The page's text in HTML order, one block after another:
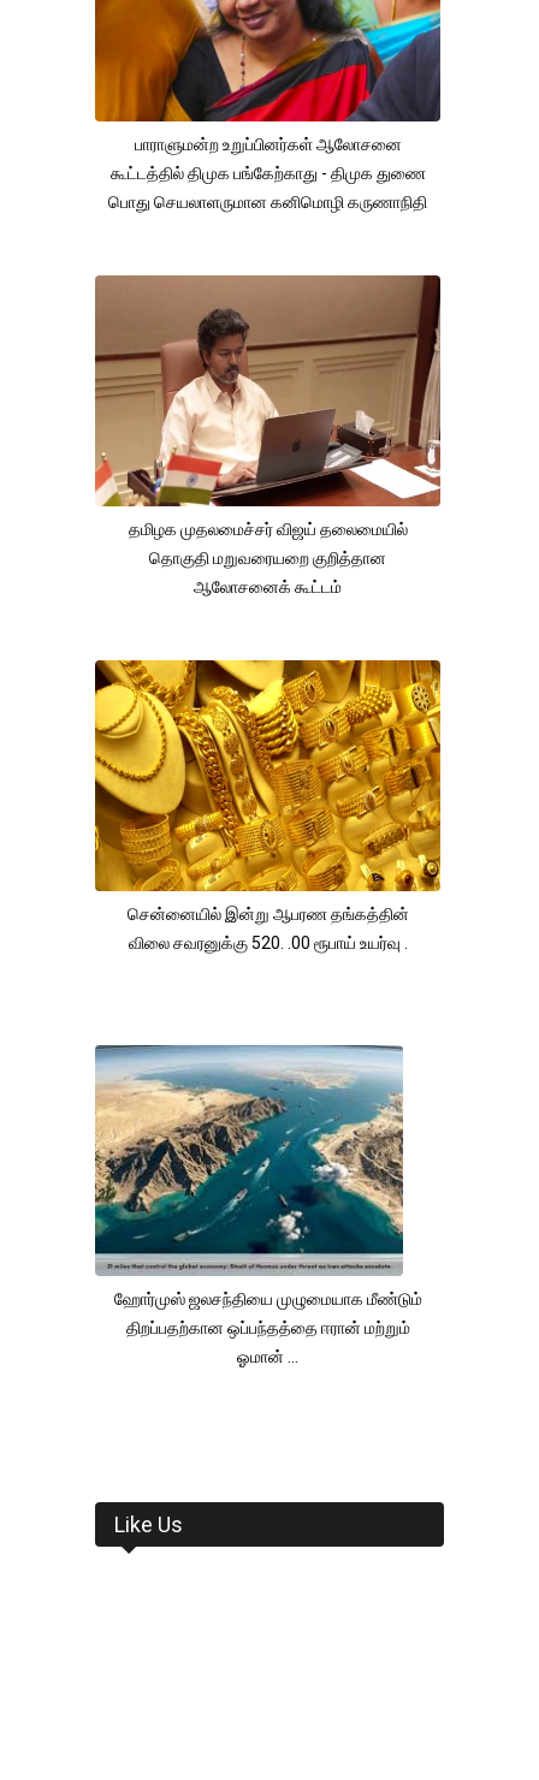
பாராளுமன்ற உறுப்பினர்கள் ஆலோசனை
கூட்டத்தில் திமுக பங்கேற்காது - திமுக துணை
பொது செயலாளருமான கனிமொழி கருணாநிதி
தமிழக முதலமைச்சர் விஜய் தலைமையில்
தொகுதி மறுவரையறை குறித்தான
ஆலோசனைக் கூட்டம்
சென்னையில் இன்று ஆபரண தங்கத்தின்
விலை சவரனுக்கு 520. .00 ரூபாய் உயர்வு .
ஹோர்முஸ் ஜலசந்தியை முழுமையாக மீண்டும்
திறப்பதற்கான ஒப்பந்தத்தை ஈரான் மற்றும்
ஓமான் ...
Like Us